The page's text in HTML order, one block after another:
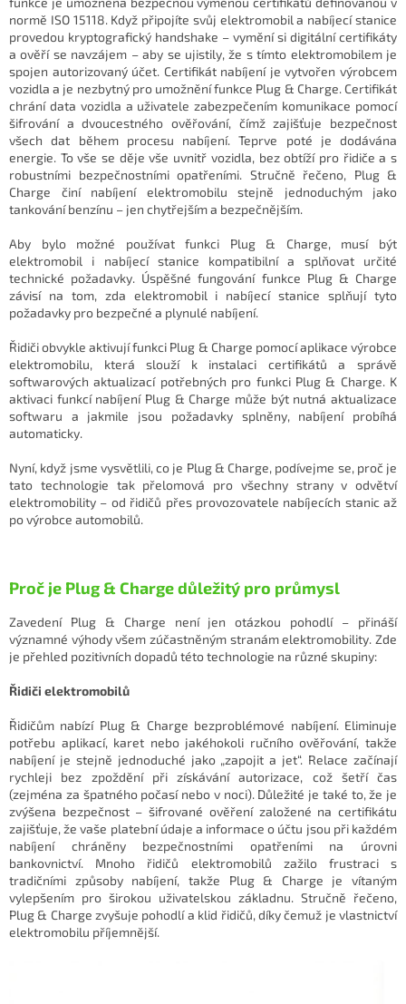
normě ISO 15118. Když připojíte svůj elektromobil a nabíjecí stanice
provedou kryptografický handshake – vymění si digitální certifikáty
a ověří se navzájem – aby se ujistily, že s tímto elektromobilem je
spojen autorizovaný účet. Certifikát nabíjení je vytvořen výrobcem
vozidla a je nezbytný pro umožnění funkce Plug & Charge. Certifikát
chrání data vozidla a uživatele zabezpečením komunikace pomocí
šifrování a dvoucestného ověřování, čímž zajišťuje bezpečnost
všech dat během procesu nabíjení. Teprve poté je dodávána
energie. To vše se děje vše uvnitř vozidla, bez obtíží pro řidiče a s
robustními bezpečnostními opatřeními. Stručně řečeno, Plug &
Charge činí nabíjení elektromobilu stejně jednoduchým jako
tankování benzínu – jen chytřejším a bezpečnějším.
Aby bylo možné používat funkci Plug & Charge, musí být
elektromobil i nabíjecí stanice kompatibilní a splňovat určité
technické požadavky. Úspěšné fungování funkce Plug & Charge
závisí na tom, zda elektromobil i nabíjecí stanice splňují tyto
požadavky pro bezpečné a plynulé nabíjení.
Řidiči obvykle aktivují funkci Plug & Charge pomocí aplikace výrobce
elektromobilu, která slouží k instalaci certifikátů a správě
softwarových aktualizací potřebných pro funkci Plug & Charge. K
aktivaci funkcí nabíjení Plug & Charge může být nutná aktualizace
softwaru a jakmile jsou požadavky splněny, nabíjení probíhá
automaticky.
Nyní, když jsme vysvětlili, co je Plug & Charge, podívejme se, proč je
tato technologie tak přelomová pro všechny strany v odvětví
elektromobility – od řidičů přes provozovatele nabíjecích stanic až
po výrobce automobilů.
Proč je Plug & Charge důležitý pro průmysl
Zavedení Plug & Charge není jen otázkou pohodlí – přináší
významné výhody všem zúčastněným stranám elektromobility. Zde
je přehled pozitivních dopadů této technologie na různé skupiny:
Řidiči elektromobilů
Řidičům nabízí Plug & Charge bezproblémové nabíjení. Eliminuje
potřebu aplikací, karet nebo jakéhokoli ručního ověřování, takže
nabíjení je stejně jednoduché jako „zapojit a jet“. Relace začínají
rychleji bez zpoždění při získávání autorizace, což šetří čas
(zejména za špatného počasí nebo v noci). Důležité je také to, že je
zvýšena bezpečnost – šifrované ověření založené na certifikátu
zajišťuje, že vaše platební údaje a informace o účtu jsou při každém
nabíjení chráněny bezpečnostními opatřeními na úrovni
bankovnictví. Mnoho řidičů elektromobilů zažilo frustraci s
tradičními způsoby nabíjení, takže Plug & Charge je vítaným
vylepšením pro širokou uživatelskou základnu. Stručně řečeno,
Plug & Charge zvyšuje pohodlí a klid řidičů, díky čemuž je vlastnictví
elektromobilu příjemnější.